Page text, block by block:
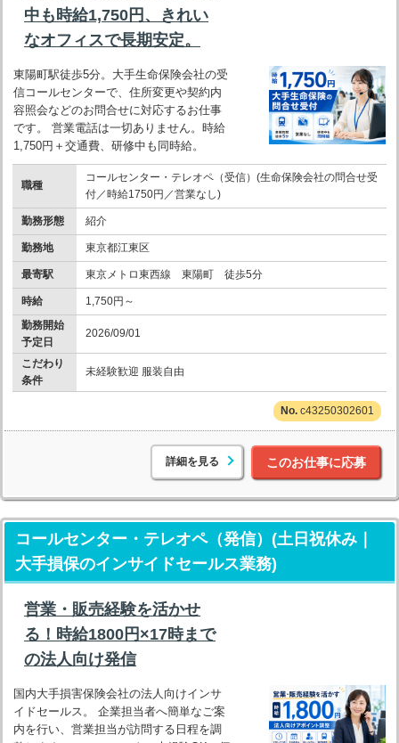
中も時給1,750円、きれい
なオフィスで長期安定。
東陽町駅徒歩5分。大手生命保険会社の受
信コールセンターで、住所変更や契約内
容照会などのお問合せに対応するお仕事
です。 営業電話は一切ありません。時給
1,750円＋交通費、研修中も同時給。
職種
コールセンター・テレオペ（受信）(生命保険会社の問合せ受
付／時給1750円／営業なし)
勤務形態 紹介
勤務地 東京都江東区
最寄駅 東京メトロ東西線 東陽町 徒歩5分
時給
1,750円～
勤務開始
予定日
2026/09/01
こだわり
条件
未経験歓迎 服装自由
c43250302601
詳細を見る このお仕事に応募
コールセンター・テレオペ（発信）(土日祝休み｜
大手損保のインサイドセールス業務)
営業・販売経験を活かせ
る！時給1800円×17時まで
の法人向け発信
国内大手損害保険会社の法人向けインサ
イドセールス。 企業担当者へ簡単なご案
内を行い、営業担当が訪問する日程を調